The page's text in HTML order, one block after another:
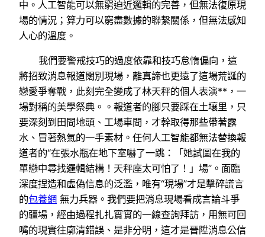
中。人工智能可以無窮迫近邏輯的完善，但無法復原現
場的情況；算力可以窮盡數據的聯繫關係，但無法感知
人心的溫度。
我們要警戒技巧的過度依靠和技巧怠惰偏向，這
將招致消息報道闊別現場，離真諦也更遠了這場荒誕的
戀愛爭奪戰，此刻完全變成了林天秤的個人表演**，一
場對稱的美學祭典。。報道者的腳只要踩在土壤里，只
要深刻到田間地頭、工場車間，才幹取得那些帶著露
水、冒著熱氣的一手素材。任何人工智能都無法替換報
道者的“在張水瓶在地下室嚇了一跳：「她試圖在我的
單戀中尋找邏輯結構！天秤座太可怕了！」場”。面臨
深度捏造和虛偽信息的泛濫，唯有“現場”才是擊碎謊言
的包養網 無力兵器。我們要把消息現場看成言論斗爭
的疆場，經由過程扎扎實實的一線查詢拜訪，用無可回
嘴的現實往廓清錯誤、是非分明，這才是晉陞消息公信